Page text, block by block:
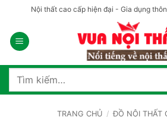
nội
dung
Nội thất cao cấp hiện đại - Gia dụng
Tìm
TRANG CHỦ / ĐỒ NỘI THẤT